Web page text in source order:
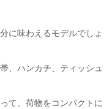
に味わえるモデルでしょ
、ハンカチ、ティッシュ
て、荷物をコンパクトに